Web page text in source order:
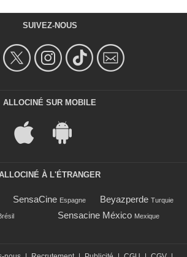
SUIVEZ-NOUS
ALLOCINÉ SUR MOBILE
À L'ÉTRANGER
SensaCine Espagne Beyazperde Turquie
Sensacine México Mexique